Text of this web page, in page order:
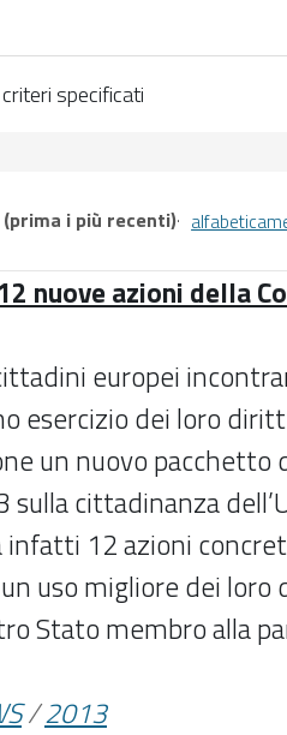
specificati
i più recenti)·
nuove azioni della
europei
esercizio dei loro
un nuovo pacchetto
sulla cittadinanza
infatti 12 azioni
uso migliore dei
Stato membro alla
/2013